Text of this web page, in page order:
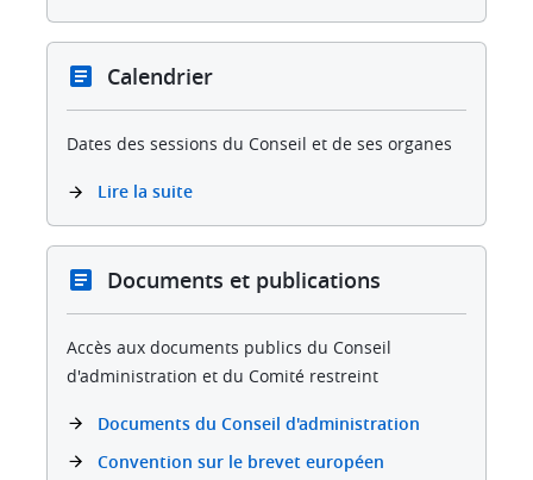
Calendrier
Dates des sessions du Conseil et de ses organes
Lire la suite
Documents et publications
Accès aux documents publics du Conseil
d'administration et du Comité restreint
Documents du Conseil d'administration
Convention sur le brevet européen